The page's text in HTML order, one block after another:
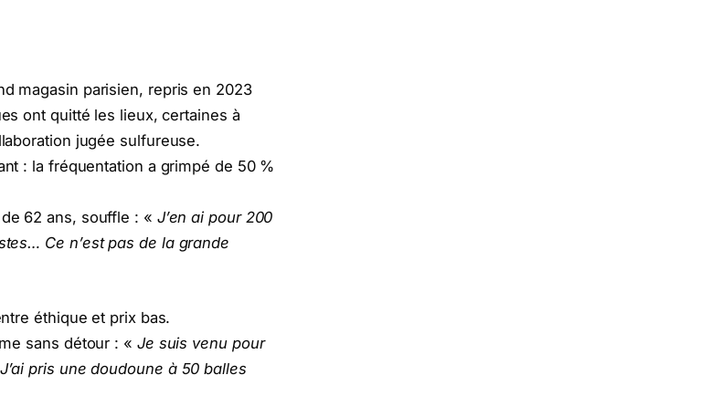
magasin parisien, repris en 2023
ont quitté les lieux, certaines à
jugée sulfureuse.
: la fréquentation a grimpé de 50 %
62 ans, souffle : « J’en ai pour 200
Ce n’est pas de la grande
éthique et prix bas.
sans détour : « Je suis venu pour
pris une doudoune à 50 balles